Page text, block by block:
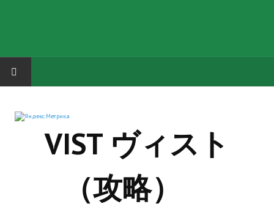
ГРУППА "КАРЛ ВЕЛИКИЙ"
VIST ヴィスト
（攻略）